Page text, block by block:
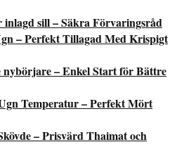
inlagd sill – Säkra Förvaringsråd
– Perfekt Tillagad Med Krispigt
– Enkel Start för Bättre
Temperatur – Perfekt Mört
– Prisvärd Thaimat och